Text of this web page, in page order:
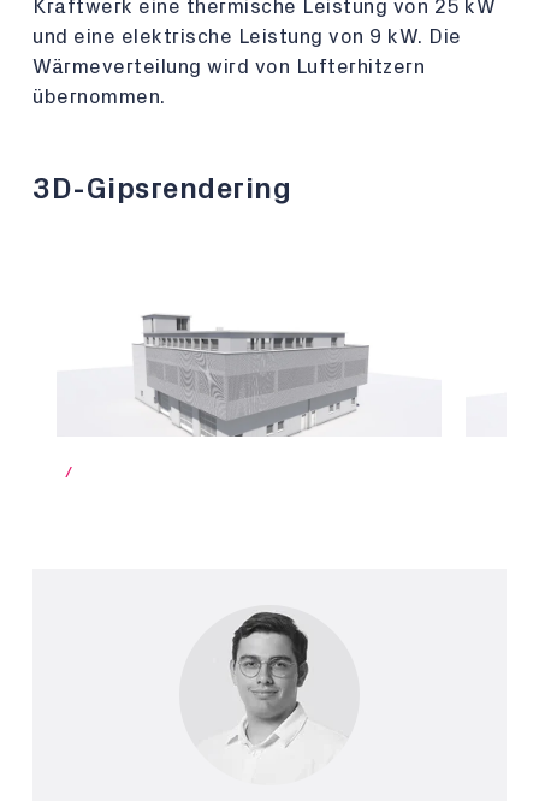
Kraftwerk eine thermische Leistung von 25 kW
und eine elektrische Leistung von 9 kW. Die
Wärmeverteilung wird von Lufterhitzern
übernommen.
3D-Gipsrendering
/